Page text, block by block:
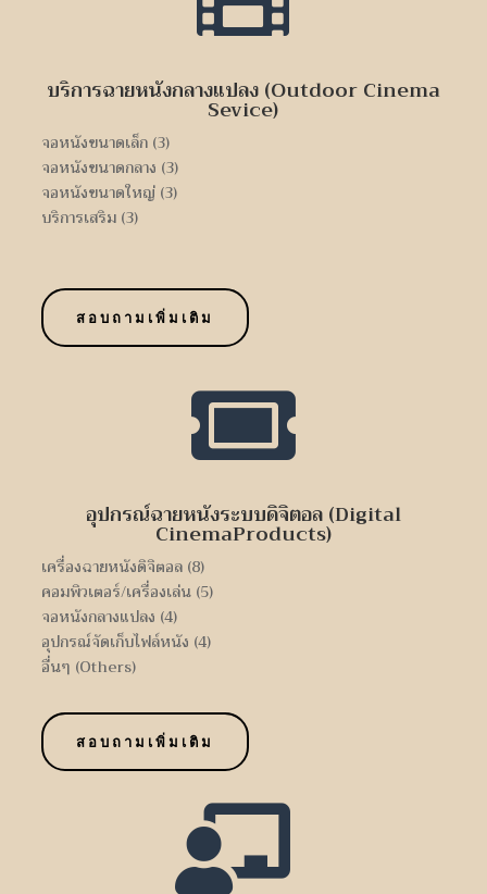
บริการฉายหนังกลางแปลง (Outdoor Cinema
จอหนังขนาดเล็ก (3)
จอหนังขนาดใหญ่ (3)
บริการเสริม (3)

อุปกรณ์ฉายหนังระบบดิจิตอล (Digital
เครื่องฉายหนังดิจิตอล (8)
คอมพิวเตอร์/เครื่องเล่น (5)
จอหนังกลางแปลง (4)
อุปกรณ์จัดเก็บไฟล์หนัง (4)
อื่นๆ (Others)
